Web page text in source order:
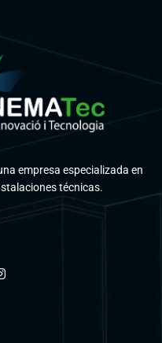
empresa especializada en
técnicas.